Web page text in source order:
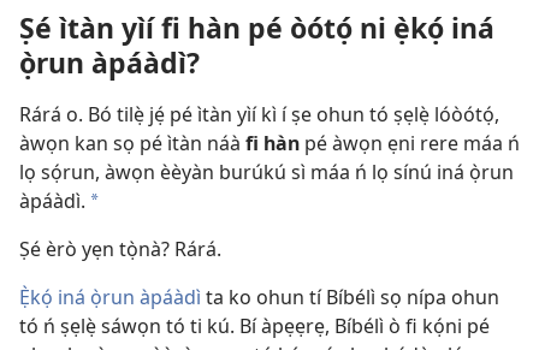
Ṣé ìtàn yìí fi hàn pé òótọ́ ni ẹ̀kọ́ iná
ọ̀run àpáàdì?
Rárá o. Bó tilẹ̀ jẹ́ pé ìtàn yìí kì í ṣe ohun tó ṣẹlẹ̀ lóòótọ́,
àwọn kan sọ pé ìtàn náà fi hàn pé àwọn ẹni rere máa ń
lọ sọ́run, àwọn èèyàn burúkú sì máa ń lọ sínú iná ọ̀run
àpáàdì. a
Ṣé èrò yẹn tọ̀nà? Rárá.
Ẹ̀kọ́ iná ọ̀run àpáàdì ta ko ohun tí Bíbélì sọ nípa ohun
tó ń ṣẹlẹ̀ sáwọn tó ti kú. Bí àpẹẹrẹ, Bíbélì ò fi kọ́ni pé